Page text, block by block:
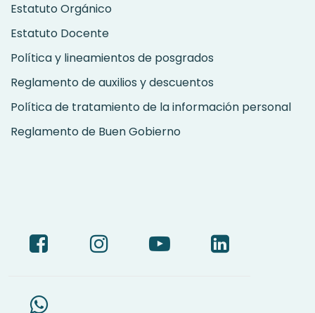
Estatuto Orgánico
Estatuto Docente
Política y lineamientos de posgrados
Reglamento de auxilios y descuentos
Política de tratamiento de la información personal
Reglamento de Buen Gobierno